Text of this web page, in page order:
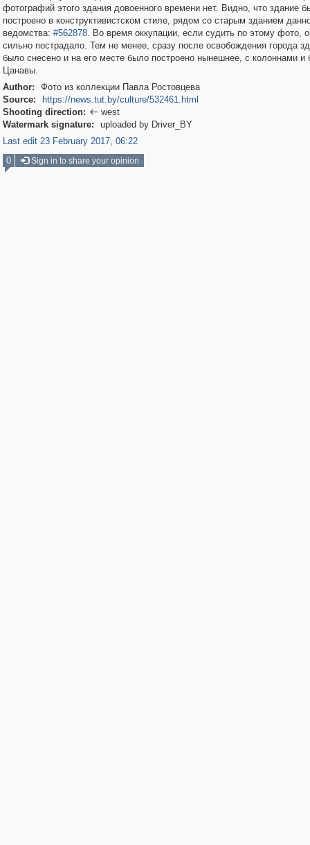
фотографий этого здания довоенного времени нет. Видно, что здание
построено в конструктивистском стиле, рядом со старым зданием
ведомства: #562878. Во время оккупации, если судить по этому фото,
сильно пострадало. Тем не менее, сразу после освобождения города
было снесено и на его месте было построено нынешнее, с колоннами и
Цанавы.
Author:
Фото из коллекции Павла Ростовцева
Source:
https://news.tut.by/culture/532461.html
Shooting direction:  west
Watermark signature:
uploaded by Driver_BY
Last edit 23 February 2017, 06:22
0
Sign in to share your opinion